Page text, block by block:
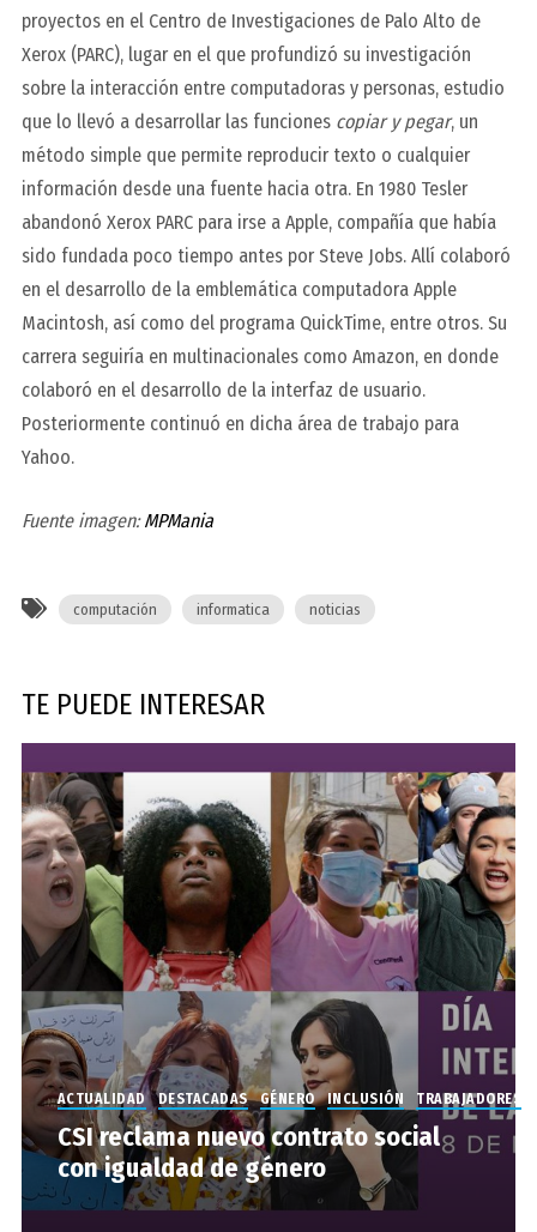
proyectos en el Centro de Investigaciones de Palo Alto de
Xerox (PARC), lugar en el que profundizó su investigación
sobre la interacción entre computadoras y personas, estudio
que lo llevó a desarrollar las funciones copiar y pegar, un
método simple que permite reproducir texto o cualquier
información desde una fuente hacia otra. En 1980 Tesler
abandonó Xerox PARC para irse a Apple, compañía que había
sido fundada poco tiempo antes por Steve Jobs. Allí colaboró
en el desarrollo de la emblemática computadora Apple
Macintosh, así como del programa QuickTime, entre otros. Su
carrera seguiría en multinacionales como Amazon, en donde
colaboró en el desarrollo de la interfaz de usuario.
Posteriormente continuó en dicha área de trabajo para
Yahoo.
Fuente imagen:MPMania
computación informatica noticias
TE PUEDE INTERESAR
ACTUALIDAD DESTACADAS GÉNERO INCLUSIÓN TRABAJADORES
CSI reclama nuevo contrato social
con igualdad de género